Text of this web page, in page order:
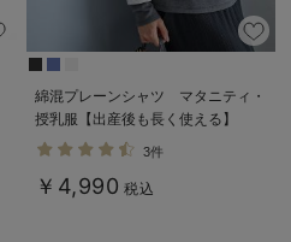
綿混プレーンシャツ マタニティ・
授乳服【出産後も長く使える】
3件
￥4,990 税込